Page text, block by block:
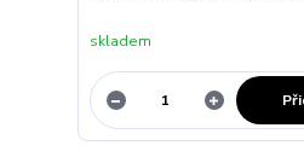
skladem